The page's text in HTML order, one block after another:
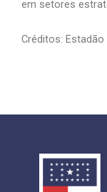
em setores
Créditos: Estadão